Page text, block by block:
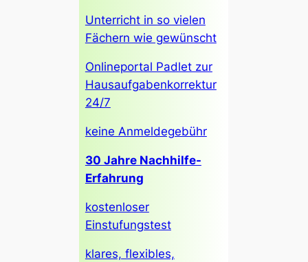
Unterricht in so vielen
Fächern wie gewünscht
Onlineportal Padlet zur
Hausaufgabenkorrektur
24/7
keine Anmeldegebühr
30 Jahre Nachhilfe-
Erfahrung
kostenloser
Einstufungstest
klares, flexibles,